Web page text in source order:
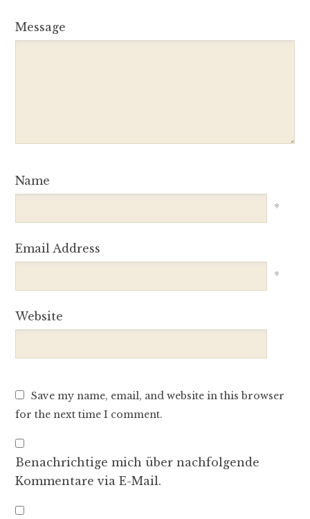
Message
Name
*
Email Address
*
Website
Save my name, email, and website in this browser
for the next time I comment.
Benachrichtige mich über nachfolgende
Kommentare via E-Mail.